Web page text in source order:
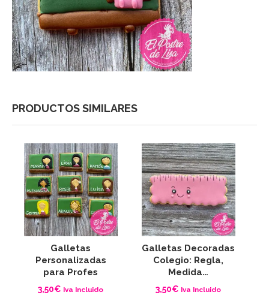
PRODUCTOS SIMILARES
Galletas
Personalizadas
para Profes
3,50€ Iva Incluido
Galletas Decoradas
Colegio: Regla,
Medida…
3,50€ Iva Incluido